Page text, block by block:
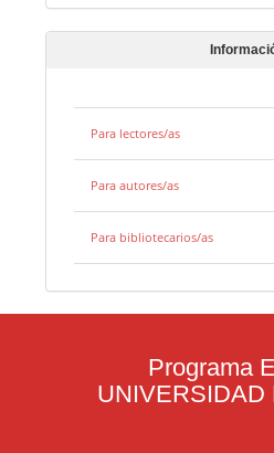
Para lectores/as
Para autores/as
Para bibliotecarios/as
Programa
UNIVERSIDAD